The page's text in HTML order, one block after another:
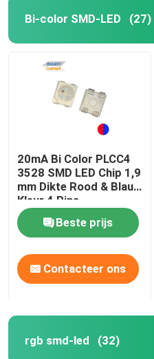
Bi-color SMD-LED (27)
20mA Bi Color PLCC4
3528 SMD LED Chip 1,9
mm Dikte Rood & Blauw
Kleur 4 Pins
Beste prijs
Contacteer ons
rgb smd-led (32)